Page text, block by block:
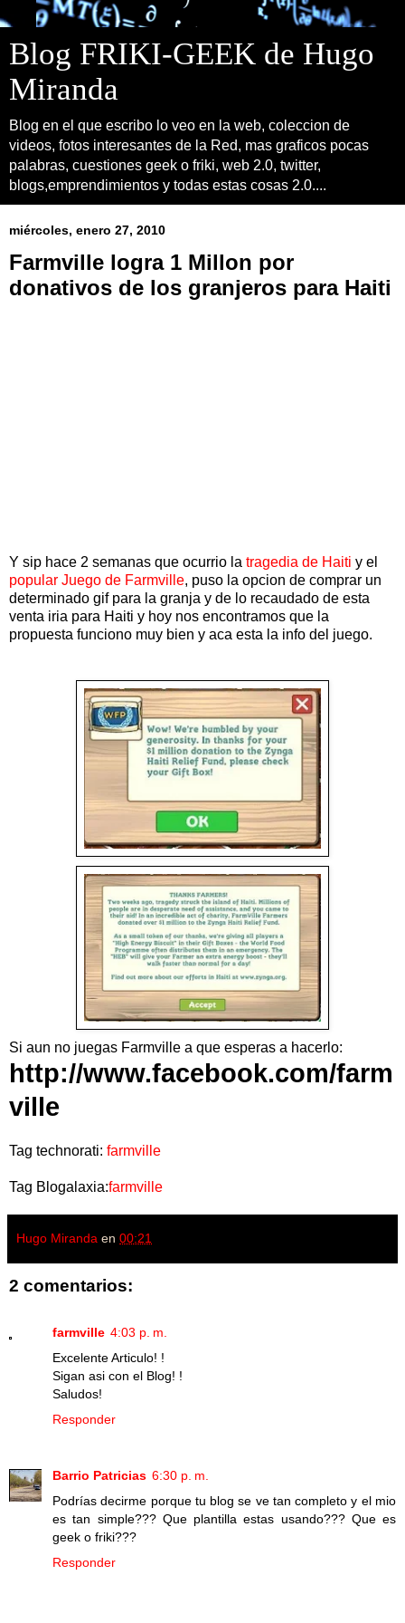
Blog FRIKI-GEEK de Hugo
Miranda
Blog en el que escribo lo veo en la web, coleccion de
videos, fotos interesantes de la Red, mas graficos pocas
palabras, cuestiones geek o friki, web 2.0, twitter,
blogs,emprendimientos y todas estas cosas 2.0....
miércoles, enero 27, 2010
Farmville logra 1 Millon por
donativos de los granjeros para Haiti
Y sip hace 2 semanas que ocurrio la tragedia de Haiti y el
popular Juego de Farmville, puso la opcion de comprar un
determinado gif para la granja y de lo recaudado de esta
venta iria para Haiti y hoy nos encontramos que la
propuesta funciono muy bien y aca esta la info del juego.
Si aun no juegas Farmville a que esperas a hacerlo:
http://www.facebook.com/farm
ville
Tag technorati: farmville
Tag Blogalaxia:farmville
Hugo Miranda en 00:21
2 comentarios:
farmville 4:03 p. m.
Excelente Articulo! !
Sigan asi con el Blog! !
Saludos!
Responder
Barrio Patricias 6:30 p. m.
Podrías decirme porque tu blog se ve tan completo y el mio
es tan simple??? Que plantilla estas usando??? Que es
geek o friki???
Responder